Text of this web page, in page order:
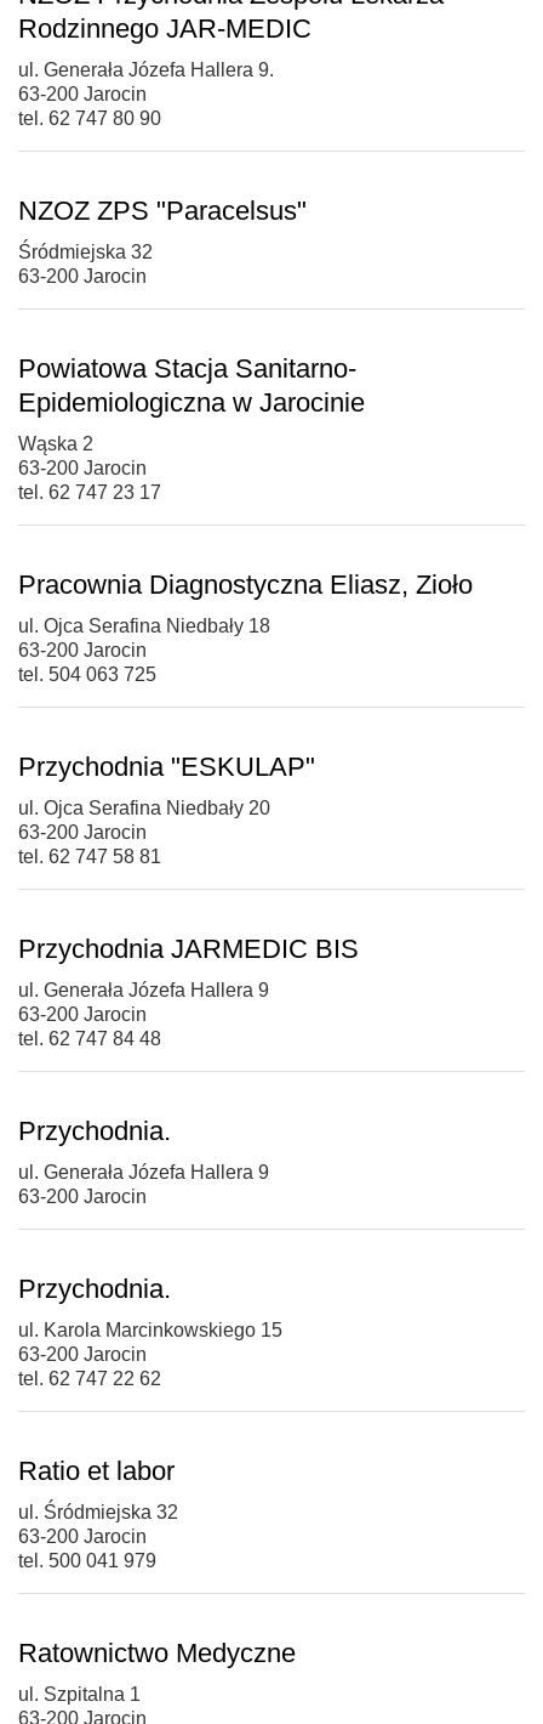
Rodzinnego JAR-MEDIC
ul. Generała Józefa Hallera 9.
63-200 Jarocin
tel. 62 747 80 90
NZOZ ZPS "Paracelsus"
Śródmiejska 32
63-200 Jarocin
Powiatowa Stacja Sanitarno-
Epidemiologiczna w Jarocinie
Wąska 2
63-200 Jarocin
tel. 62 747 23 17
Pracownia Diagnostyczna Eliasz, Zioło
ul. Ojca Serafina Niedbały 18
63-200 Jarocin
tel. 504 063 725
Przychodnia "ESKULAP"
ul. Ojca Serafina Niedbały 20
63-200 Jarocin
tel. 62 747 58 81
Przychodnia JARMEDIC BIS
ul. Generała Józefa Hallera 9
63-200 Jarocin
tel. 62 747 84 48
Przychodnia.
ul. Generała Józefa Hallera 9
63-200 Jarocin
Przychodnia.
ul. Karola Marcinkowskiego 15
63-200 Jarocin
tel. 62 747 22 62
Ratio et labor
ul. Śródmiejska 32
63-200 Jarocin
tel. 500 041 979
Ratownictwo Medyczne
ul. Szpitalna 1
63-200 Jarocin